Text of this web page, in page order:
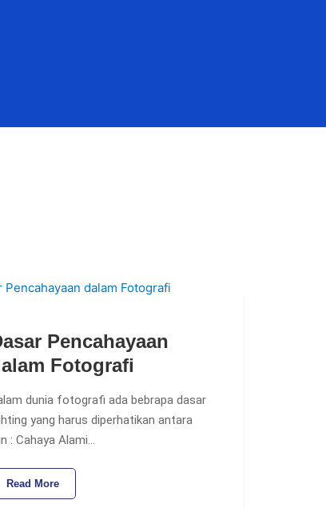
Pencahayaan
Fotografi
dunia fotografi ada bebrapa dasar
yang harus diperhatikan antara
: Cahaya Alami…
Read More